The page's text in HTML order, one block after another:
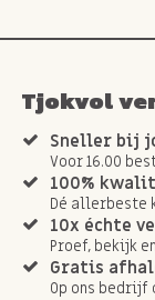
Tjokvol
Sneller bij
Voor 16.00
100%
Dé
10x échte
Proef, bekijk
Gratis
Op ons bedrijf